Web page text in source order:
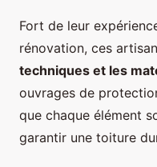
Fort de leur
rénovation, ces
techniques et les
ouvrages de
que chaque élément
garantir une toiture